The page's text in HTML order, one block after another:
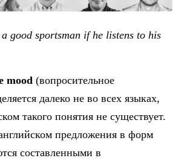
good sportsman if he listens to his
mood (вопросительное
далеко не во всех языках,
такого понятия не существует.
предложения в форм
составленными в